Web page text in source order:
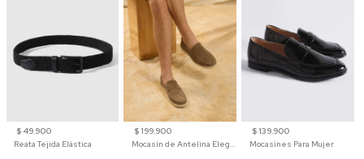
$ 49.900
Reata Tejida Elástica
$ 199.900
Mocasín de Antelina Elegante con Suela de Contraste Para Hombre
$ 139.900
Mocasines Para Mujer